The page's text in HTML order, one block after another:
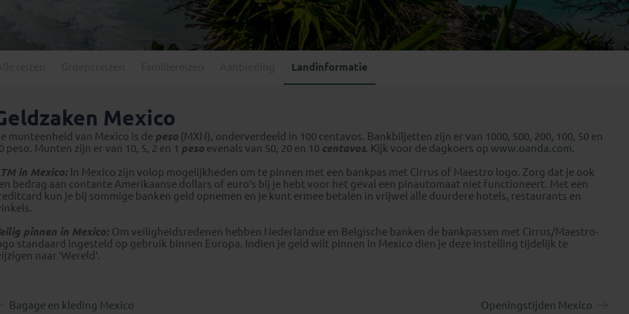
Georgië(4)
IJsland(3)
Kosovo(1)
Moldavië
Montenegro(2)
Noord-Macedonië
Emiraten(1)
Landinformatie
Mexico
munteenheid van Mexico is de peso (MXN), onderverdeeld in 100 centavos. Bankbiljetten zijn er van 1000, 500, 200, 100, 50 en
peso. Munten zijn er van 10, 5, 2 en 1 peso evenals van 50, 20 en 10 centavos. Kijk voor de dagkoers op www.oanda.com.
in Mexico: In Mexico zijn volop mogelijkheden om te pinnen met een bankpas met Cirrus of Maestro logo. Zorg dat je ook
bedrag aan contante Amerikaanse dollars of euro’s bij je hebt voor het geval een pinautomaat niet functioneert. Met een
kun je bij sommige banken geld opnemen en je kunt ermee betalen in vrijwel alle duurdere hotels, restaurants en
pinnen in Mexico: Om veiligheidsredenen hebben Nederlandse en Belgische banken de bankpassen met Cirrus/Maestro-
standaard ingesteld op gebruik binnen Europa. Indien je geld wilt pinnen in Mexico dien je deze instelling tijdelijk te
naar ‘Wereld’.
Bagage en kleding Mexico Openingstijden Mexico